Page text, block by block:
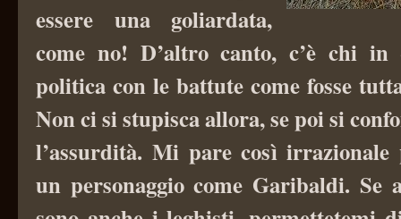
essere una goliardata,
come no! D’altro canto, c’è chi
politica con le battute come fosse
Non ci si stupisca allora, se poi si
l’assurdità. Mi pare così irrazionale
un personaggio come Garibaldi. Se